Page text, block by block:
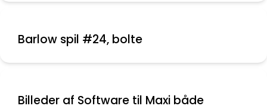
Barlow spil #24, bolte
Billeder af Software til Maxi både